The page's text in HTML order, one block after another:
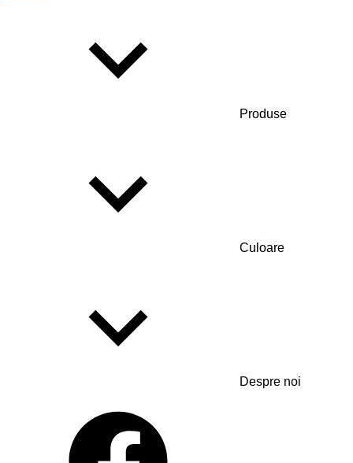
Produse
Culoare
Despre noi